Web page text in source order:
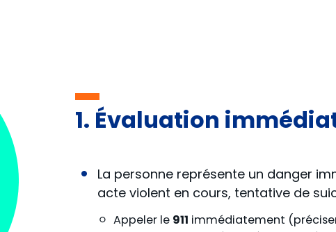
1. Évaluation
La personne représente un danger
acte violent en cours, tentative de
Appeler le 911 immédiatement